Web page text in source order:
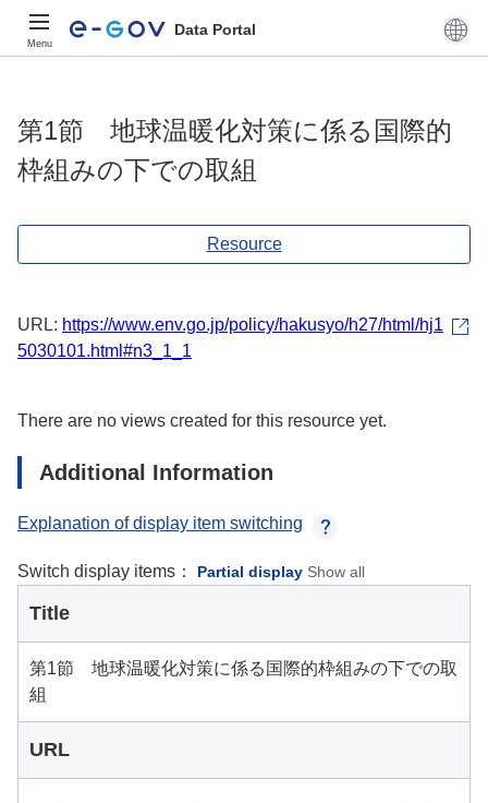
Menu
Data Portal
第1節 地球温暖化対策に係る国際的
枠組みの下での取組
Resource
URL: https://www.env.go.jp/policy/hakusyo/h27/html/hj1
5030101.html#n3_1_1
There are no views created for this resource yet.
Additional Information
Explanation of display item switching
Switch display items： Partial display Show all
Title
第1節 地球温暖化対策に係る国際的枠組みの下での取
組
URL